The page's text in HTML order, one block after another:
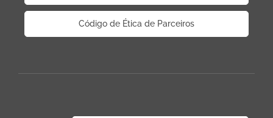
Código de Ética de Parceiros